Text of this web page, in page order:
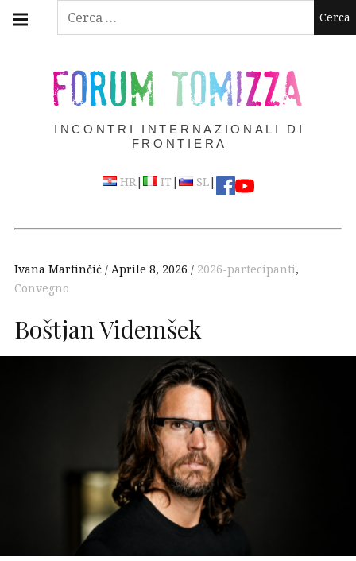
Ricerca
Skip
FORUM TOMIZZA
INCONTRI INTERNAZIONALI DI
FRONTIERA
HR| IT | SL|
navigation
Ivana Martinčić Aprile 8, 2026 2026-partecipanti,
Convegno
Boštjan Videmšek